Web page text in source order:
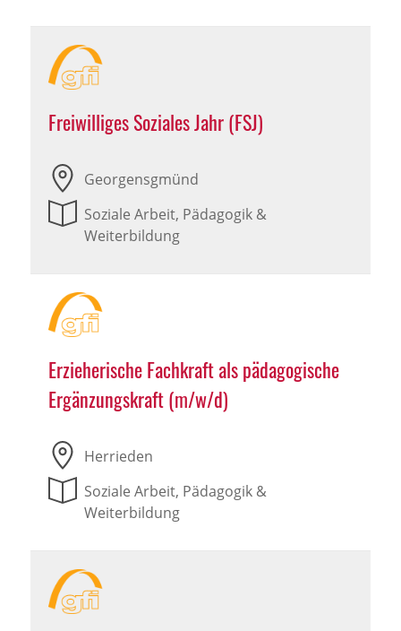
Freiwilliges Soziales Jahr (FSJ)
Georgensgmünd
Soziale Arbeit, Pädagogik &
Weiterbildung
Erzieherische Fachkraft als pädagogische
Ergänzungskraft (m/w/d)
Herrieden
Soziale Arbeit, Pädagogik &
Weiterbildung